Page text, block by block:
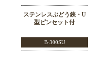
ステンレスぶどう鋏・U
型ピンセット付
B-300SU